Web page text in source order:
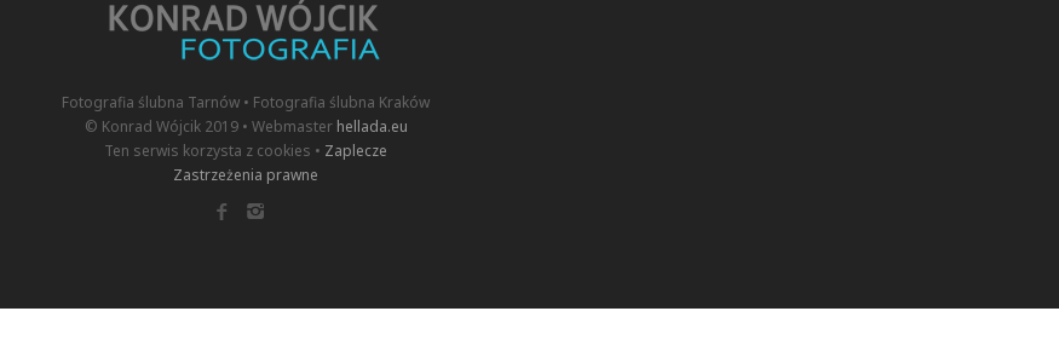
Fotografia ślubna Tarnów • Fotografia ślubna Kraków
© Konrad Wójcik 2019 • Webmaster hellada.eu
Ten serwis korzysta z cookies • Zaplecze
Zastrzeżenia prawne